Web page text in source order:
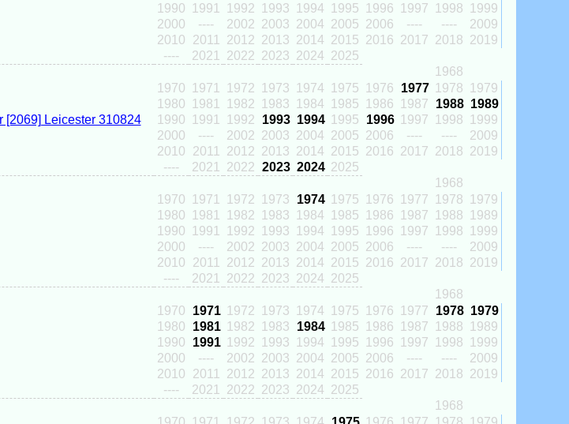
1990
1991 1992 1993 1994 1995 1996 1997 1998
1999
2000
---- 2002 2003 2004 2005 2006 ---- ----
2009
2010
2011 2012 2013 2014 2015 2016 2017 2018 2019
----
2021 2022 2023 2024 2025
1968
1970
1971 1972 1973 1974 1975 1976 1977 1978
1979
1980
1981 1982 1983 1984 1985 1986 1987 1988 1989
1990
1991 1992 1993 1994 1995 1996 1997 1998
1999
2000
---- 2002 2003 2004 2005 2006 ---- ----
2009
2010
2011 2012 2013 2014 2015 2016 2017 2018 2019
----
2021 2022 2023 2024 2025
1968
1970
1971 1972 1973 1974 1975 1976 1977 1978
1979
1980
1981 1982 1983 1984 1985 1986 1987 1988
1989
1990
1991 1992 1993 1994 1995 1996 1997 1998
1999
2000
---- 2002 2003 2004 2005 2006 ---- ----
2009
2010
2011 2012 2013 2014 2015 2016 2017 2018 2019
----
2021 2022 2023 2024 2025
1968
1970
1971 1972 1973 1974 1975 1976 1977 1978 1979
1980
1981 1982 1983 1984 1985 1986 1987 1988
1989
1990
1991 1992 1993 1994 1995 1996 1997 1998
1999
2000
---- 2002 2003 2004 2005 2006 ---- ----
2009
2010
2011 2012 2013 2014 2015 2016 2017 2018 2019
----
2021 2022 2023 2024 2025
1968